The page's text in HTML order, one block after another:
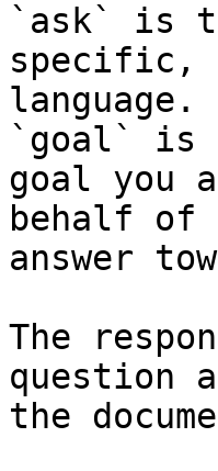
`ask` is
specific,
language.
`goal` is
goal you
behalf
answer
The
question
the